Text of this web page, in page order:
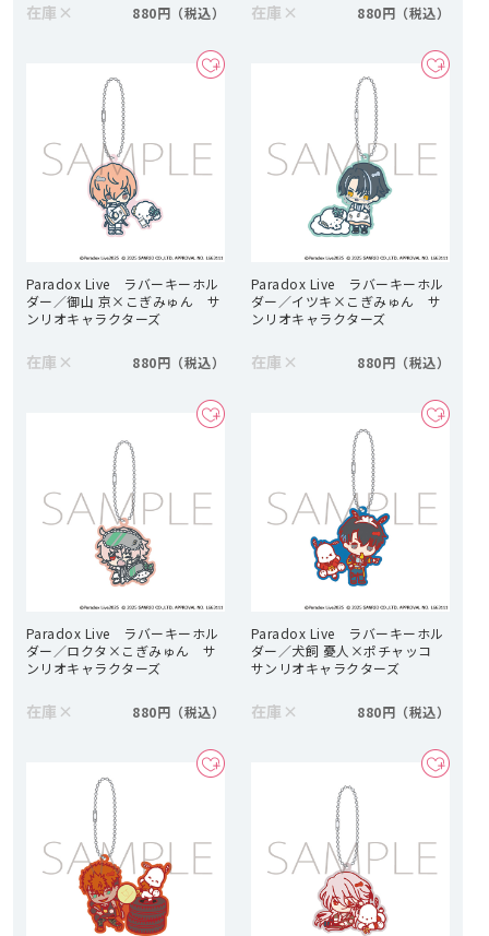
在庫 × 880円 在庫 × 880円
Paradox Live ラバーキーホル
ダー／御山 京×こぎみゅん サ
ンリオキャラクターズ
在庫 × 880円
Paradox Live ラバーキーホル
ダー／イツキ×こぎみゅん サ
ンリオキャラクターズ
在庫 × 880円
Paradox Live ラバーキーホル
ダー／ロクタ×こぎみゅん サ
ンリオキャラクターズ
在庫 × 880円
Paradox Live ラバーキーホル
ダー／犬飼 憂人×ポチャッコ
サンリオキャラクターズ
在庫 × 880円